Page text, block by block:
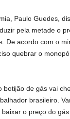
Paulo Guedes,
pela metade o
De acordo com o
quebrar o
botijão de gás vai
brasileiro.
o preço do